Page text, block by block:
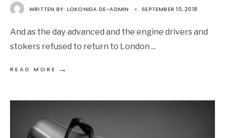
WRITTEN BY: LOKONIDA.DE-ADMIN • SEPTEMBER 10, 2018
And as the day advanced and the engine drivers and
stokers refused to return to London ...
READ MORE →